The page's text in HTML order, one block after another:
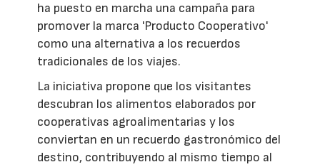
ha puesto en marcha una campaña para
promover la marca 'Producto Cooperativo'
como una alternativa a los recuerdos
tradicionales de los viajes.
La iniciativa propone que los visitantes
descubran los alimentos elaborados por
cooperativas agroalimentarias y los
conviertan en un recuerdo gastronómico del
destino, contribuyendo al mismo tiempo al